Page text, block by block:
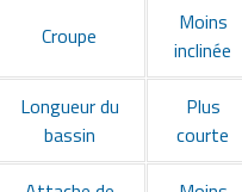
Croupe
Moins
inclinée
Longueur du
bassin
Plus
courte